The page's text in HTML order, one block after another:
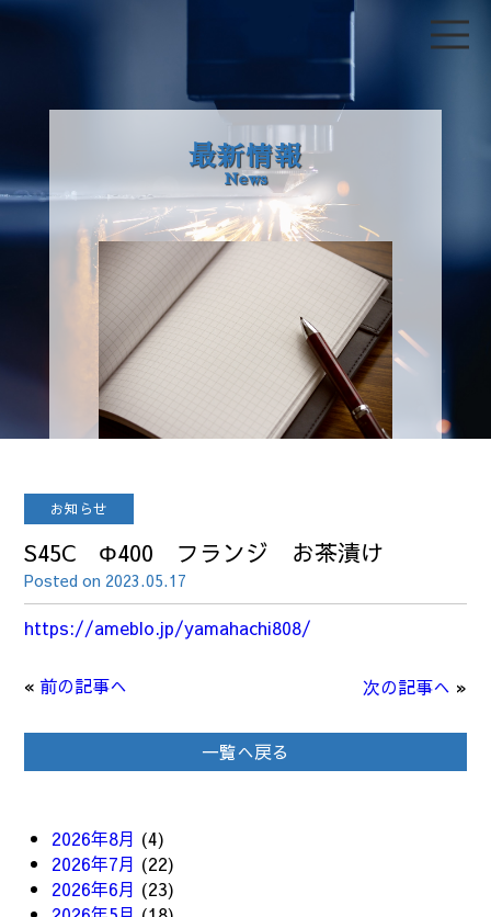
最新情報
News
お知らせ
S45C Φ400 フランジ お茶漬け
Posted on 2023.05.17
https://ameblo.jp/yamahachi808/
« 前の記事へ 次の記事へ »
一覧へ戻る
2026年8月 (4)
2026年7月 (22)
2026年6月 (23)